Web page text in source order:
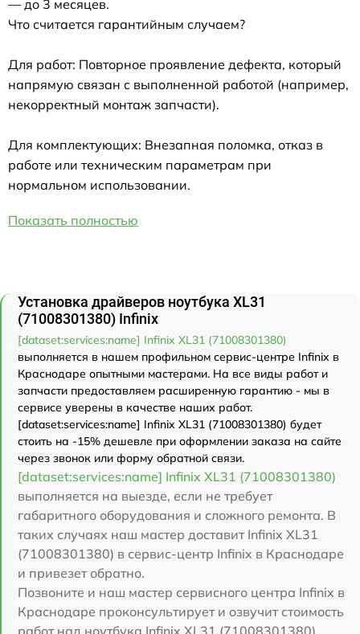
— до 3 месяцев.
Что считается гарантийным случаем?
Для работ: Повторное проявление дефекта, который
напрямую связан с выполненной работой (например,
некорректный монтаж запчасти).
Для комплектующих: Внезапная поломка, отказ в
работе или техническим параметрам при
нормальном использовании.
Показать полностью
Установка драйверов ноутбука XL31
(71008301380) Infinix
[dataset:services:name] Infinix XL31 (71008301380)
выполняется в нашем профильном сервис-центре Infinix в
Краснодаре опытными мастерами. На все виды работ и
запчасти предоставляем расширенную гарантию - мы в
сервисе уверены в качестве наших работ.
[dataset:services:name] Infinix XL31 (71008301380) будет
стоить на -15% дешевле при оформлении заказа на сайте
через звонок или форму обратной связи.
[dataset:services:name] Infinix XL31 (71008301380)
выполняется на выезде, если не требует
габаритного оборудования и сложного ремонта. В
таких случаях наш мастер доставит Infinix XL31
(71008301380) в сервис-центр Infinix в Краснодаре
и привезет обратно.
Позвоните и наш мастер сервисного центра Infinix в
Краснодаре проконсультирует и озвучит стоимость
работ над ноутбука Infinix XL31 (71008301380).